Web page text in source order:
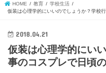
HOME 教育
学校生活
仮装は心理学的にいいのでしょうか？学校
2018.04.21
仮装は心理学的にい
事のコスプレで日頃